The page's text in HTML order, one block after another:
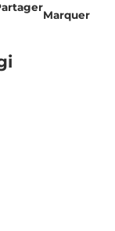
Marquer